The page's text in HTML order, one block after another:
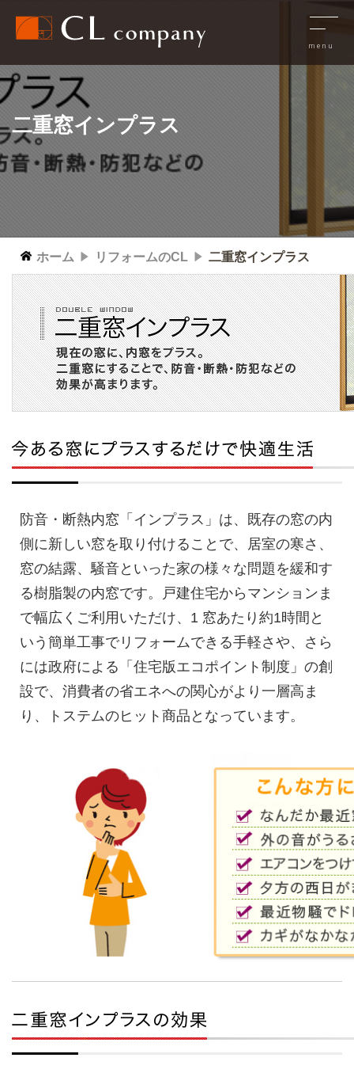
二重窓インプラス
ホーム リフォームのCL 二重窓インプラス
防音・断熱内窓「インプラス」は、既存の窓の内
側に新しい窓を取り付けることで、居室の寒さ、
窓の結露、騒音といった家の様々な問題を緩和す
る樹脂製の内窓です。戸建住宅からマンションま
で幅広くご利用いただけ、1 窓あたり約1時間と
いう簡単工事でリフォームできる手軽さや、さら
には政府による「住宅版エコポイント制度」の創
設で、消費者の省エネへの関心がより一層高ま
り、トステムのヒット商品となっています。